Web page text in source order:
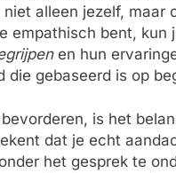
alleen jezelf, maar
empathisch bent, kun
en hun
die gebaseerd is op
is het
dat je echt
het gesprek te